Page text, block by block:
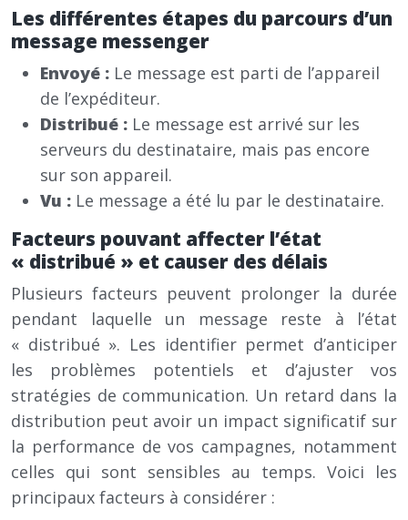
Les différentes étapes du parcours d’un
message messenger
Envoyé : Le message est parti de l’appareil
de l’expéditeur.
Distribué : Le message est arrivé sur les
serveurs du destinataire, mais pas encore
sur son appareil.
Vu : Le message a été lu par le destinataire.
Facteurs pouvant affecter l’état
« distribué » et causer des délais
Plusieurs facteurs peuvent prolonger la durée
pendant laquelle un message reste à l’état
« distribué ». Les identifier permet d’anticiper
les problèmes potentiels et d’ajuster vos
stratégies de communication. Un retard dans la
distribution peut avoir un impact significatif sur
la performance de vos campagnes, notamment
celles qui sont sensibles au temps. Voici les
principaux facteurs à considérer :